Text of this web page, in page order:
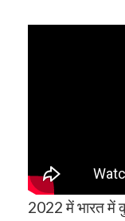
2022 में भारत में